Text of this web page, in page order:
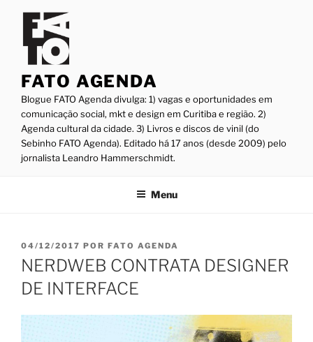
conteúdo
FATO AGENDA
Blogue FATO Agenda divulga: 1) vagas e oportunidades em
comunicação social, mkt e design em Curitiba e região. 2)
Agenda cultural da cidade. 3) Livros e discos de vinil (do
Sebinho FATO Agenda). Editado há 17 anos (desde 2009) pelo
jornalista Leandro Hammerschmidt.
Menu
PUBLICADO
EM
04/12/2017 POR FATO AGENDA
NERDWEB CONTRATA DESIGNER
DE INTERFACE